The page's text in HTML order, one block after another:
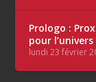
Prologo :
pour
lundi 23 février